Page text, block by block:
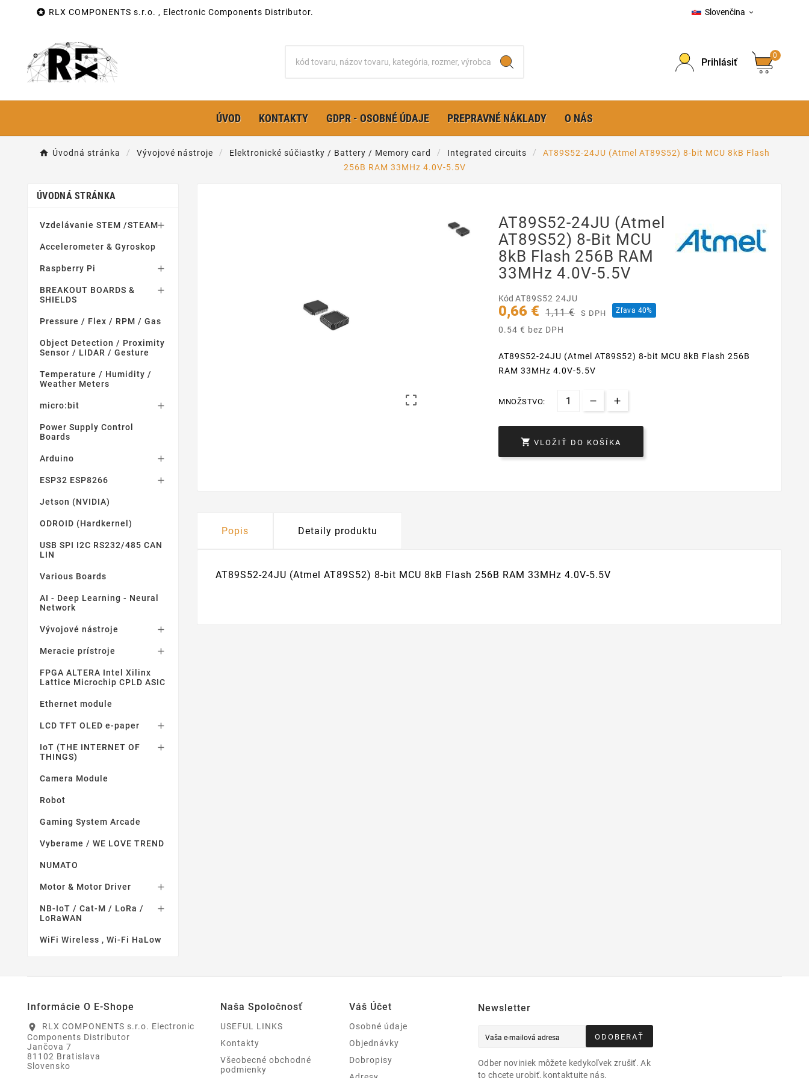
 RLX COMPONENTS s.r.o. , Electronic Components Distributor. Slovenčina 
Prihlásiť
0
ÚVOD KONTAKTY GDPR - OSOBNÉ ÚDAJE PREPRAVNÉ NÁKLADY O NÁS
Úvodná stránka Vývojové nástroje Elektronické súčiastky / Battery / Memory card Integrated circuits
AT89S52-24JU (Atmel AT89S52) 8-bit MCU 8kB Flash
256B RAM 33MHz 4.0V-5.5V
ÚVODNÁ STRÁNKA
Vzdelávanie STEM /STEAM
Accelerometer & Gyroskop
Raspberry Pi 
BREAKOUT BOARDS &
SHIELDS

Pressure / Flex / RPM / Gas
Object Detection / Proximity
Sensor / LIDAR / Gesture
Temperature / Humidity /
Weather Meters
micro:bit 
Power Supply Control
Boards
Arduino 
ESP32 ESP8266 
Jetson (NVIDIA)
ODROID (Hardkernel)
USB SPI I2C RS232/485 CAN
LIN
Various Boards
AI - Deep Learning - Neural
Network
Vývojové nástroje 
Meracie prístroje 
FPGA ALTERA Intel Xilinx
Lattice Microchip CPLD ASIC
Ethernet module
LCD TFT OLED e-paper 
IoT (THE INTERNET OF
THINGS)

Camera Module
Robot
Gaming System Arcade
Vyberame / WE LOVE TREND
NUMATO
Motor & Motor Driver 
NB-IoT / Cat-M / LoRa /
LoRaWAN

WiFi Wireless , Wi-Fi HaLow

AT89S52-24JU (Atmel
AT89S52) 8-Bit MCU
8kB Flash 256B RAM
33MHz 4.0V-5.5V
KódAT89S52 24JU
0,66 € 1,11 € S DPH Zľava 40%
0.54 € bez DPH
AT89S52-24JU (Atmel AT89S52) 8-bit MCU 8kB Flash 256B
RAM 33MHz 4.0V-5.5V
MNOŽSTVO:
 VLOŽIŤ DO KOŠÍKA
Popis Detaily produktu
AT89S52-24JU (Atmel AT89S52) 8-bit MCU 8kB Flash 256B RAM 33MHz 4.0V-5.5V
Informácie O E-Shope
location_on
RLX COMPONENTS s.r.o. Electronic
Components Distributor
Jančova 7
81102 Bratislava
Slovensko
Naša Spoločnosť
USEFUL LINKS
Kontakty
Všeobecné obchodné
podmienky
Váš Účet
Osobné údaje
Objednávky
Dobropisy
Newsletter
ODOBERAŤ
Odber noviniek môžete kedykoľvek zrušiť. Ak
to chcete urobiť, kontaktujte nás.